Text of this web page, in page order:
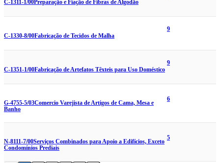
C-1311-1/00Preparação e Fiação de Fibras de Algodão
C-1330-8/00Fabricação de Tecidos de Malha
9
C-1351-1/00Fabricação de Artefatos Têxteis para Uso Doméstico
9
G-4755-5/03Comercio Varejista de Artigos de Cama, Mesa e
Banho
6
N-8111-7/00Serviços Combinados para Apoio a Edifícios, Exceto
Condomínios Prediais
5